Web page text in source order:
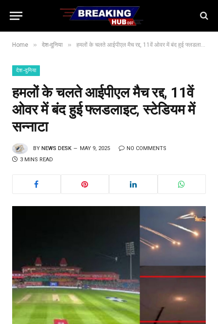
Home » देश-दुनिया » हमलों के चलते आईपीएल मैच रद्द, 11वें ओवर में बंद हुई फ्लडलाइट, स्टेडियम में सन्नाटा
देश-दुनिया
हमलों के चलते आईपीएल मैच रद्द, 11वें
ओवर में बंद हुई फ्लडलाइट, स्टेडियम में
सन्नाटा
BY NEWS DESK MAY 9, 2025
NO COMMENTS
3 MINS READ